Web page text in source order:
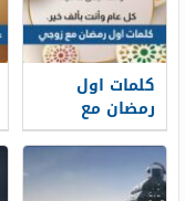
كلمات اول
رمضان مع
زوجي جديدة
2026 رسائل
رمضان للزوج